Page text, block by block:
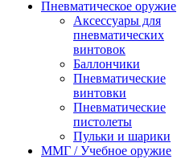
Пневматическое оружие
Аксессуары для
пневматических
винтовок
Баллончики
Пневматические
винтовки
Пневматические
пистолеты
Пульки и шарики
ММГ / Учебное оружие